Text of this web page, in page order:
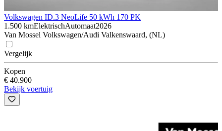
Volkswagen ID.3 NeoLife 50 kWh 170 PK
1.500 kmElektrischAutomaat2026
Van Mossel Volkswagen/Audi Valkenswaard, (NL)
Vergelijk
Kopen
€ 40.900
Bekijk voertuig